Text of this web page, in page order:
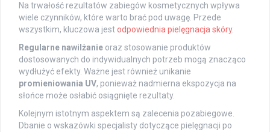
Na trwałość rezultatów zabiegów kosmetycznych wpływa
wiele czynników, które warto brać pod uwagę. Przede
wszystkim, kluczowa jestodpowiednia pielęgnacja skóry.
Regularne nawilżanie oraz stosowanie produktów
dostosowanych do indywidualnych potrzeb mogą znacząco
wydłużyć efekty. Ważne jest również unikanie
promieniowania UV, ponieważ nadmierna ekspozycja na
słońce może osłabić osiągnięte rezultaty.
Kolejnym istotnym aspektem są zalecenia pozabiegowe.
Dbanie o wskazówki specjalisty dotyczące pielęgnacji po